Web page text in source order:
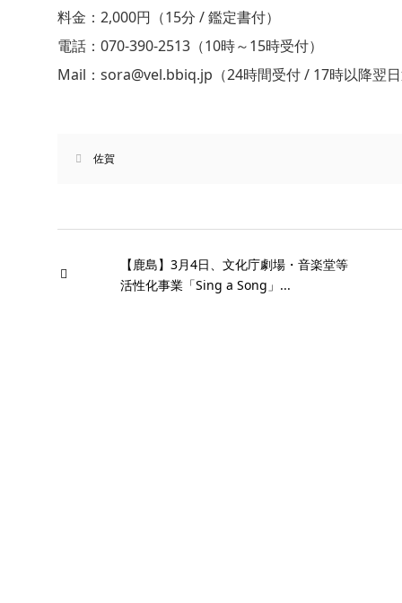
料金：2,000円（15分 / 鑑定書付）
電話：070-390-2513（10時～15時受付）
Mail：sora@vel.bbiq.jp（24時間受付 / 17時以降翌
佐賀
【鹿島】3月4日、文化庁劇場・音楽堂等
活性化事業「Sing a Song」...